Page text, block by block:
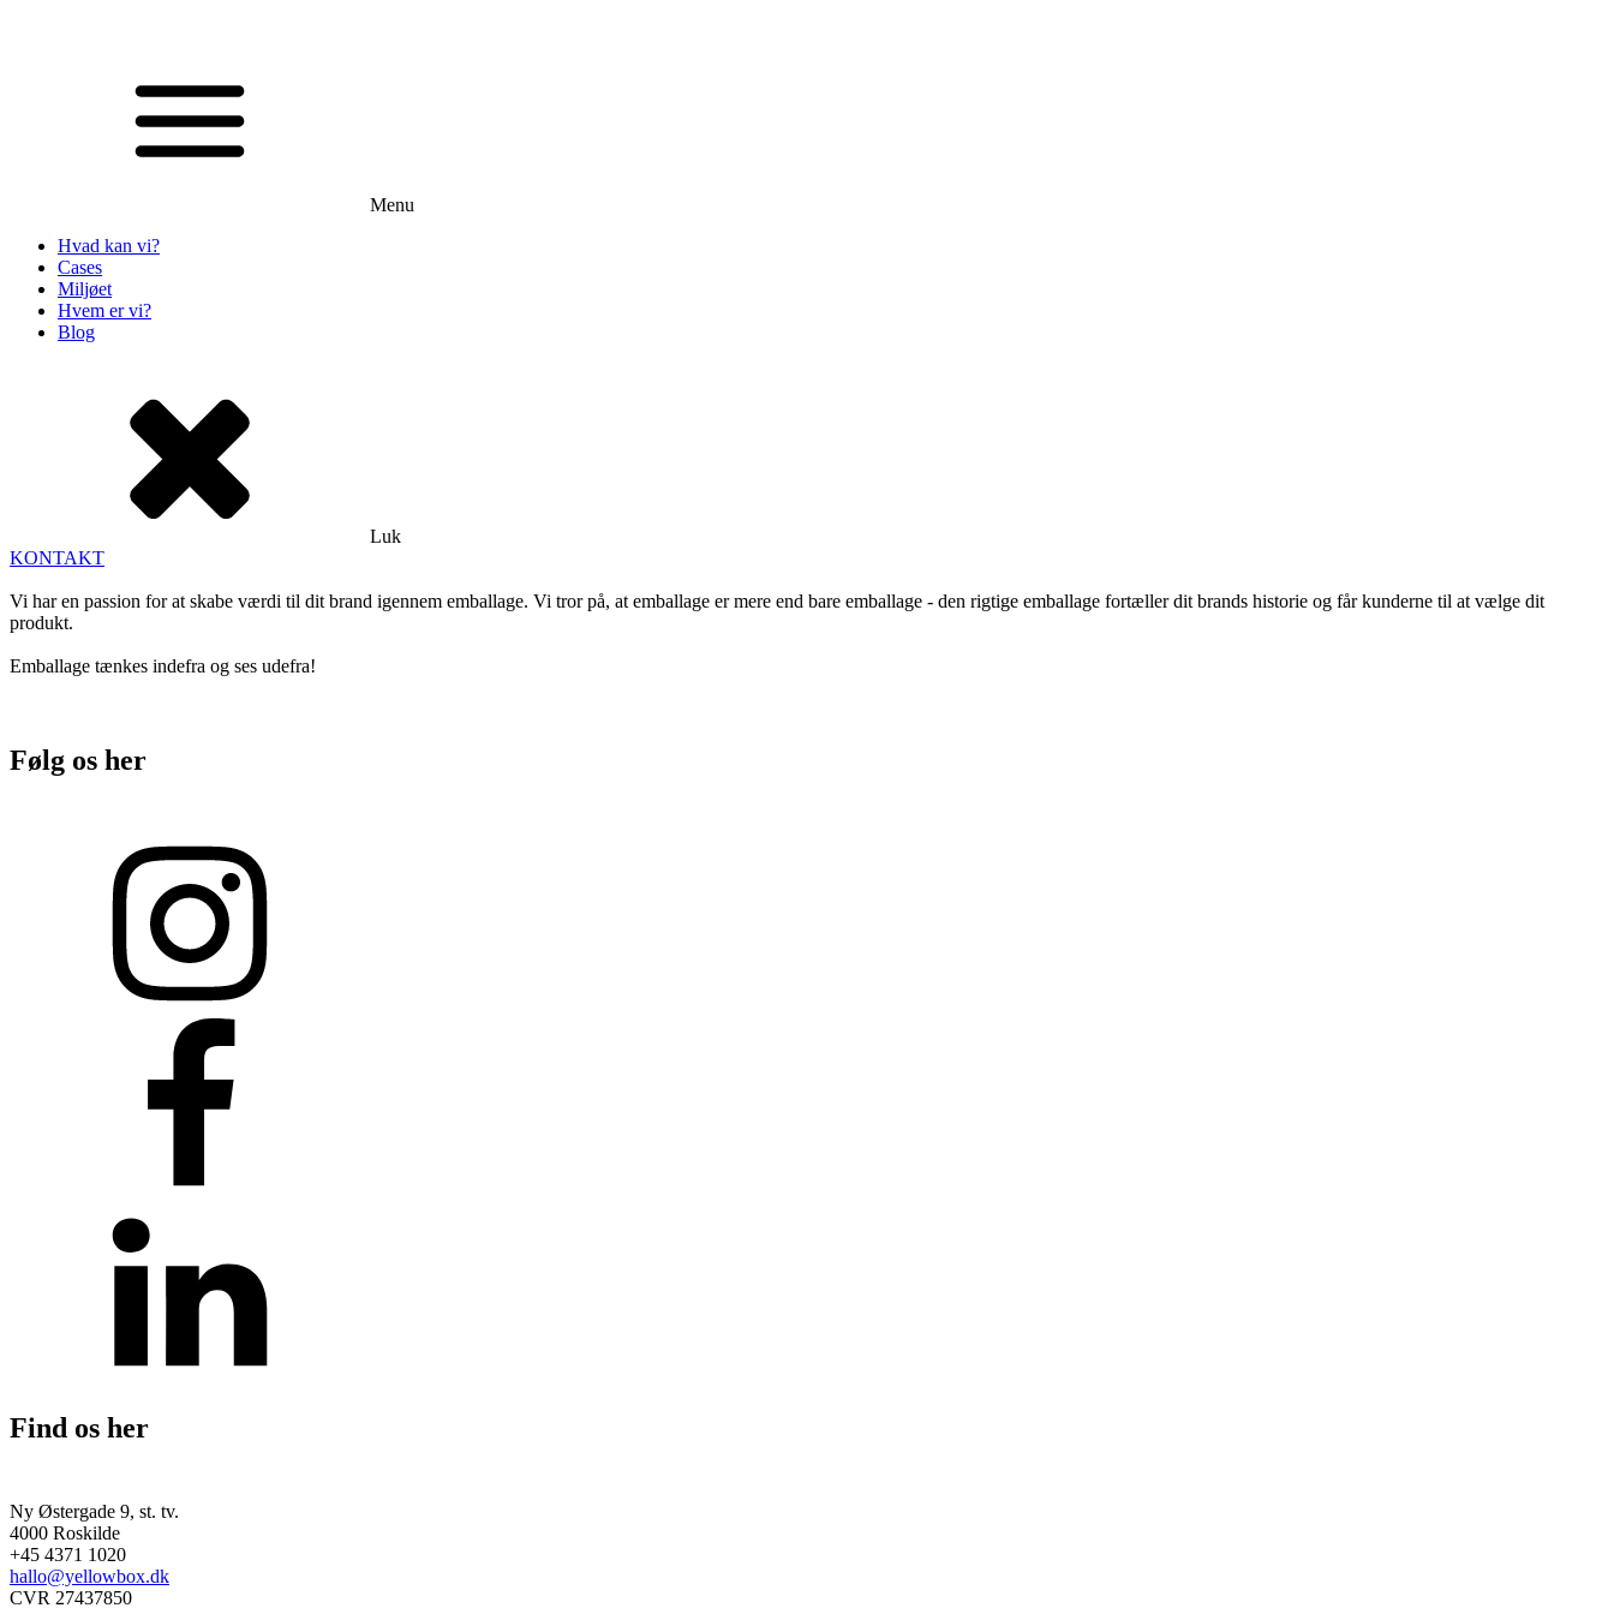
Menu
Hvad kan vi?
Cases
Miljøet
Hvem er vi?
Blog
Luk
KONTAKT
Vi har en passion for at skabe værdi til dit brand igennem emballage. Vi tror på, at emballage er mere end bare emballage - den rigtige emballage fortæller dit brands historie og får kunderne til at vælge dit
produkt.
Emballage tænkes indefra og ses udefra!
Følg os her
Find os her
Ny Østergade 9, st. tv.
4000 Roskilde
+45 4371 1020
hallo@yellowbox.dk
CVR 27437850